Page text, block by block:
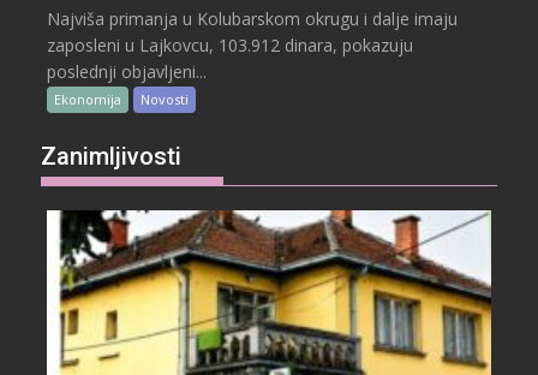
Najviša primanja u Kolubarskom okrugu i dalje imaju
zaposleni u Lajkovcu, 103.912 dinara, pokazuju
poslednji objavljeni...
Ekonomija Novosti
Zanimljivosti